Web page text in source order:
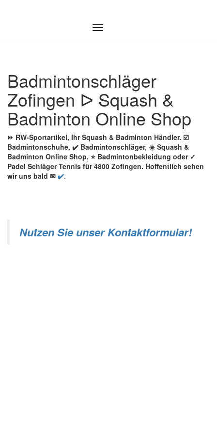
Badmintonschläger
Zofingen ᐅ Squash &
Badminton Online Shop
⏩ RW-Sportartikel, Ihr Squash & Badminton Händler. ☑️
Badmintonschuhe, ✔️ Badmintonschläger, ☀️ Squash &
Badminton Online Shop, ⭐ Badmintonbekleidung oder ✓
Padel Schläger Tennis für 4800 Zofingen. Hoffentlich sehen
wir uns bald ✉ ✔️.
Nutzen Sie unser Kontaktformular!